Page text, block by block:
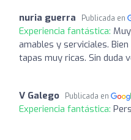
nuria guerra Publicada en
Experiencia fantástica:
amables y serviciales.
tapas muy ricas. Sin duda
V Galego Publicada en
Experiencia fantástica: